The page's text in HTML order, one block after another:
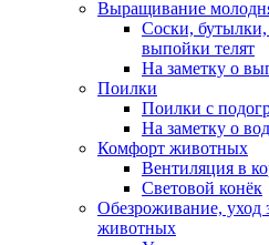
Выращивание
Соски,
выпойки телят
На заметку о
Поилки
Поилки с
На заметку о
Комфорт животных
Вентиляция в
Световой конёк
Обезроживание, уход
животных